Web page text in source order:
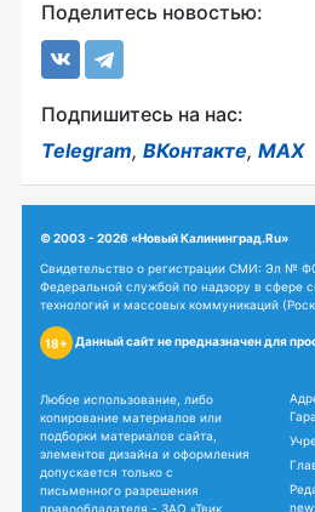
Поделитесь новостью:
Подпишитесь на нас:
Telegram, ВКонтакте, MAX
© 2003 - 2026 «Новый Калининград.Ru»
Свидетельство о регистрации СМИ: Эл №
Федеральной службой по надзору в сфере
технологий и массовых коммуникаций
18+ Данный сайт не предназначен для
Любое использование, либо
копирование материалов или
подборки материалов сайта,
элементов дизайна и оформления
допускается только с
письменного разрешения
правообладателя - ЗАО «Твик